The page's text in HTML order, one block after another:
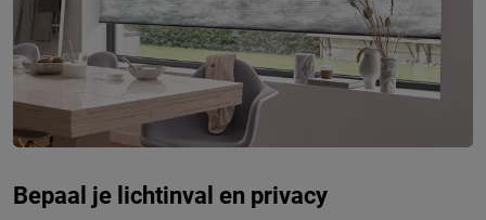
Bepaal je lichtinval en privacy